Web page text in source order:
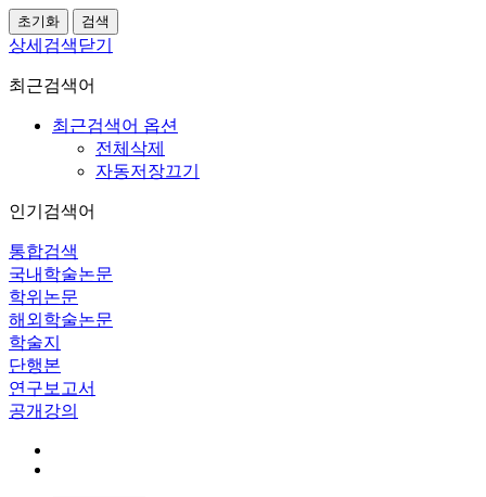
상세검색닫기
최근검색어
최근검색어 옵션
전체삭제
자동저장끄기
인기검색어
통합검색
국내학술논문
학위논문
해외학술논문
학술지
단행본
연구보고서
공개강의